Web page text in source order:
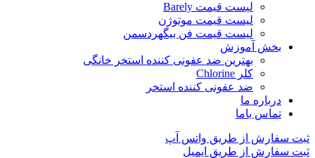
لیست قیمت Barely
لیست قیمت موتوژن
لیست قیمت فن بیگهردسمن
بخش آموزش
بهترین ضد عفونی کننده استخر خانگی
کلر Chlorine
ضد عفونی کننده استخر
درباره ما
تماس باما
ثبت سفارش از طریق واتس آپ
ثبت سفارش از طریق ایمیل